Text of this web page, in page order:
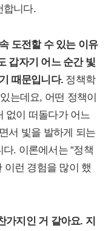
합니다.
도전할 수 있는 이유
갑자기 어느 순간 빛
때문입니다. 정책학
는데요, 어떤 정책이
없이 떠돌다가 어느
서 빛을 발하게 되는
. 이론에서는 “정책
이런 경험을 많이 했
가지인 거 같아요. 지